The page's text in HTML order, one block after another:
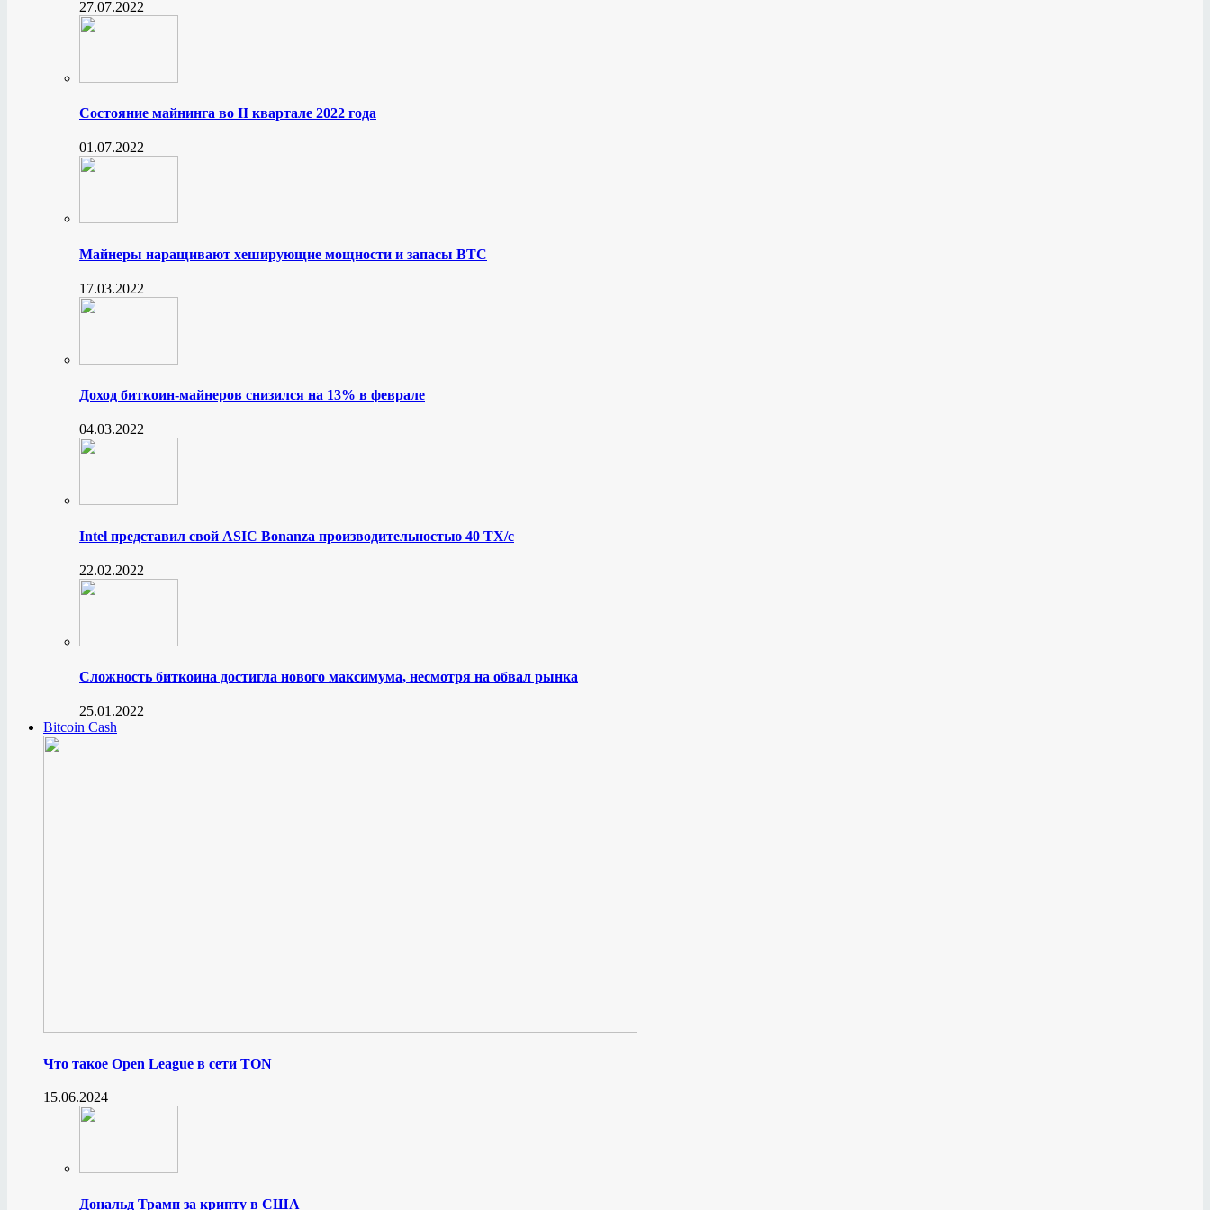
27.07.2022
Состояние майнинга во II квартале 2022 года
01.07.2022
Майнеры наращивают хеширующие мощности и запасы BTC
17.03.2022
Доход биткоин-майнеров снизился на 13% в феврале
04.03.2022
Intel представил свой ASIC Bonanza производительностью 40 ТХ/с
22.02.2022
Сложность биткоина достигла нового максимума, несмотря на обвал рынка
25.01.2022
Bitcoin Cash
Что такое Open League в сети TON
15.06.2024
Дональд Трамп за крипту в США